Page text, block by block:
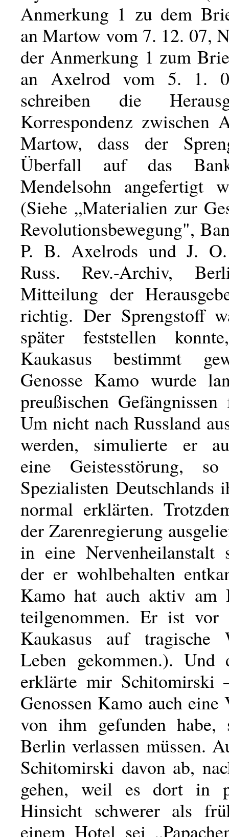
Anmerkung 1 zu dem
an Martow vom 7. 12. 07,
der Anmerkung 1 zum
an Axelrod vom 5. 1.
schreiben die
Korrespondenz zwischen
Martow, dass der
Überfall auf das
Mendelsohn angefertigt
(Siehe „Materialien zur
Revolutionsbewegung",
P. B. Axelrods und J.
Russ. Rev.-Archiv,
Mitteilung der
richtig. Der Sprengstoff
später feststellen
Kaukasus bestimmt
Genosse Kamo wurde
preußischen Gefängnissen
Um nicht nach Russland
werden, simulierte er
eine Geistesstörung,
Spezialisten Deutschlands
normal erklärten.
der Zarenregierung
in eine Nervenheilanstalt
der er wohlbehalten
Kamo hat auch aktiv am
teilgenommen. Er ist
Kaukasus auf tragische
Leben gekommen.).
erklärte mir
Genossen Kamo auch
von ihm gefunden habe,
Berlin verlassen müssen.
Schitomirski davon ab,
gehen, weil es dort in
Hinsicht schwerer als
einem Hotel sei